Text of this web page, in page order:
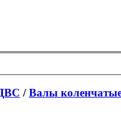
/Валы